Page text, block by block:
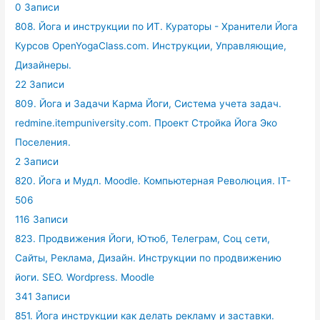
0 Записи
808. Йога и инструкции по ИТ. Кураторы - Хранители Йога
Курсов OpenYogaClass.com. Инструкции, Управляющие,
Дизайнеры.
22 Записи
809. Йога и Задачи Карма Йоги, Система учета задач.
redmine.itempuniversity.com. Проект Стройка Йога Эко
Поселения.
2 Записи
820. Йога и Мудл. Moodle. Компьютерная Революция. IT-
506
116 Записи
823. Продвижения Йоги, Ютюб, Телеграм, Соц сети,
Сайты, Реклама, Дизайн. Инструкции по продвижению
йоги. SEO. Wordpress. Moodle
341 Записи
851. Йога инструкции как делать рекламу и заставки.